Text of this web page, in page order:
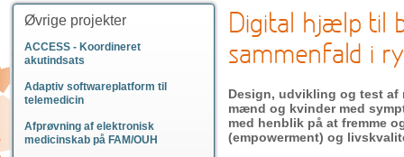
Øvrige projekter
ACCESS - Koordineret
akutindsats
Adaptiv softwareplatform til
telemedicin
Afprøvning af elektronisk
medicinskab på FAM/OUH
Digital hjælp til
sammenfald i
Design, udvikling og test
mænd og kvinder med
med henblik på at fremme
(empowerment) og